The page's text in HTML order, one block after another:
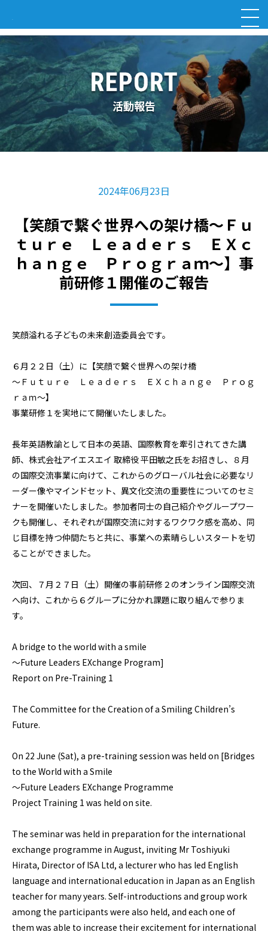
活動報告
2024年06月23日
【笑顔で繋ぐ世界への架け橋〜Ｆｕ
ｔｕｒｅ Ｌｅａｄｅｒｓ ＥＸｃ
ｈａｎｇｅ Ｐｒｏｇｒａｍ〜】事
前研修１開催のご報告⁡
笑顔溢れる子どもの未来創造委員会です。
６月２２日（土）に【笑顔で繋ぐ世界への架け橋
〜Ｆｕｔｕｒｅ Ｌｅａｄｅｒｓ ＥＸｃｈａｎｇｅ Ｐｒｏｇ
ｒａｍ〜】
事業研修１を実地にて開催いたしました。
長年英語教諭として日本の英語、国際教育を牽引されてきた講
師、株式会社アイエスエイ 取締役 平田敏之氏をお招きし、８月
の国際交流事業に向けて、これからのグローバル社会に必要なリ
ーダー像やマインドセット、異文化交流の重要性についてのセミ
ナーを開催いたしました。参加者同士の自己紹介やグループワー
クも開催し、それぞれが国際交流に対するワクワク感を高め、同
じ目標を持つ仲間たちと共に、事業への素晴らしいスタートを切
ることができました。
次回、７月２７日（土）開催の事前研修２のオンライン国際交流
へ向け、これから６グループに分かれ課題に取り組んで参りま
す。
A bridge to the world with a smile
〜Future Leaders EXchange Program]
Report on Pre-Training 1
The Committee for the Creation of a Smiling Children’s
Future.
On 22 June (Sat), a pre-training session was held on [Bridges
to the World with a Smile
〜Future Leaders EXchange Programme
Project Training 1 was held on site.
The seminar was held in preparation for the international
exchange programme in August, inviting Mr Toshiyuki
Hirata, Director of ISA Ltd, a lecturer who has led English
language and international education in Japan as an English
teacher for many years. Self-introductions and group work
among the participants were also held, and each one of
them was able to increase their excitement for international